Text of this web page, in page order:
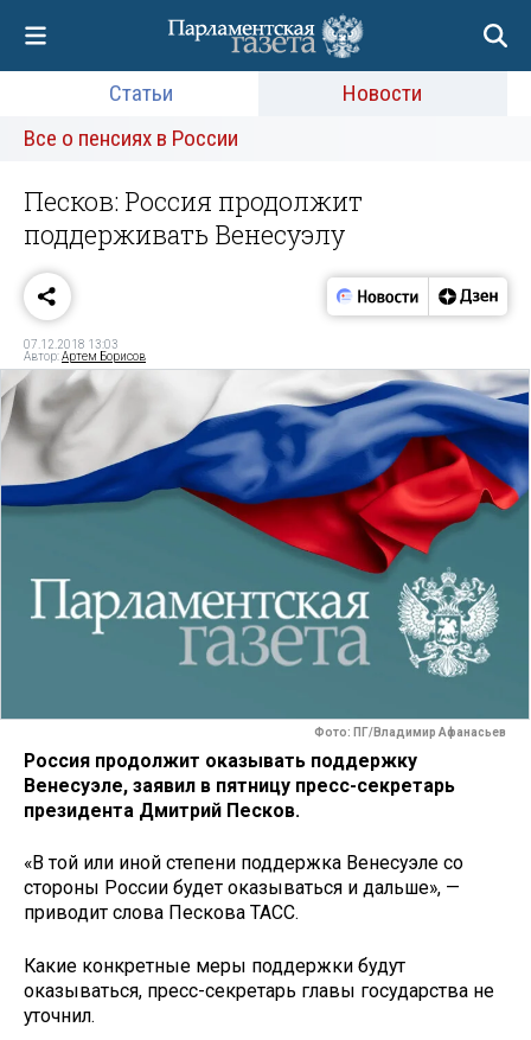
Статьи
Новости
Все о пенсиях в России
Песков: Россия продолжит
поддерживать Венесуэлу
07.12.2018 13:03
Автор:Артем Борисов
Фото: ПГ/Владимир Афанасьев
Россия продолжит оказывать поддержку
Венесуэле, заявил в пятницу пресс-секретарь
президента Дмитрий Песков.
«В той или иной степени поддержка Венесуэле со
стороны России будет оказываться и дальше», —
приводит слова Пескова ТАСС.
Какие конкретные меры поддержки будут
оказываться, пресс-секретарь главы государства не
уточнил.